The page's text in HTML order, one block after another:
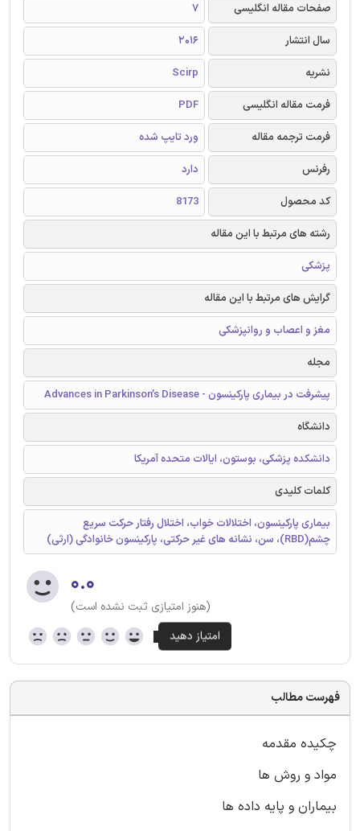
صفحات مقاله انگلیسی
7
سال انتشار
2016
نشریه
Scirp
فرمت مقاله انگلیسی
PDF
فرمت ترجمه مقاله
ورد تایپ شده
رفرنس
دارد
کد محصول
8173
رشته های مرتبط با این مقاله
پزشکی
گرایش های مرتبط با این مقاله
مغز و اعصاب و روانپزشکی
مجله
پیشرفت در بیماری پارکینسون - Advances in Parkinson’s Disease
دانشگاه
دانشکده پزشکی، بوستون، ایالات متحده آمریکا
کلمات کلیدی
بیماری پارکینسون، اختلالات خواب، اختلال رفتار حرکت سریع
چشم(RBD)، سن، نشانه های غیر حرکتی، پارکینسون خانوادگی (ارثی)
۰.۰
(هنوز امتیازی ثبت نشده است)
فهرست مطالب
چکیده مقدمه
مواد و روش ها
بیماران و پایه داده ها